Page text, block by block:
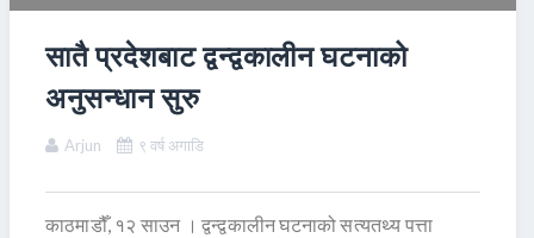
सातै प्रदेशबाट द्वन्द्वकालीन घटनाको
अनुसन्धान सुरु
Arjun ९ वर्ष अगाडि
काठमाडौँ, १२ साउन । द्वन्द्वकालीन घटनाको सत्यतथ्य पत्ता